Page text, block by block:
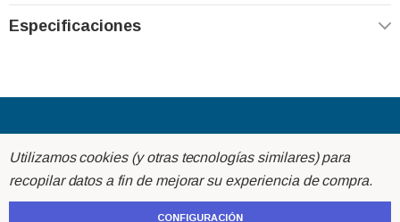
Especificaciones
Acerca de
Ayuda
Utilizamos cookies (y otras tecnologías similares) para
recopilar datos a fin de mejorar su experiencia de compra.
CONFIGURACIÓN